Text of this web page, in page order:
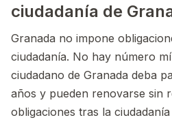
ciudadanía de
Granada no impone
ciudadanía. No hay número
ciudadano de Granada deba
años y pueden renovarse sin
obligaciones tras la